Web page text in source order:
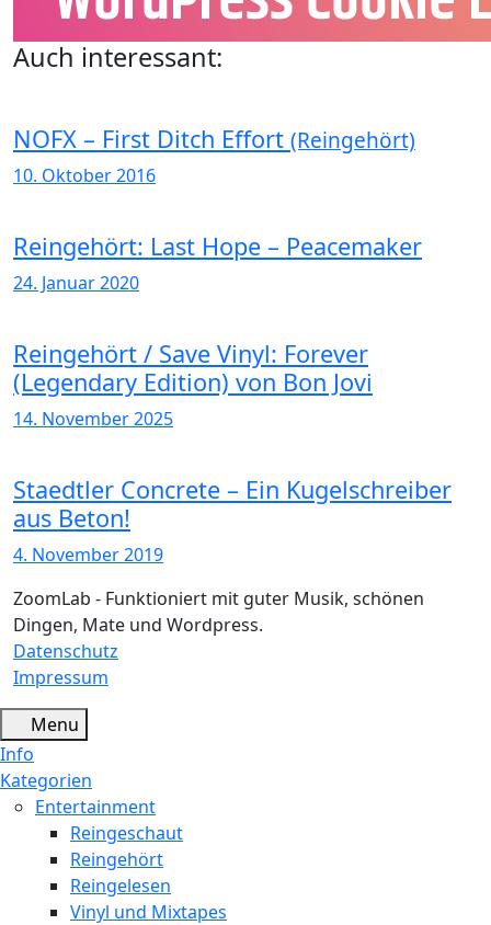
Auch interessant:
NOFX – First Ditch Effort (Reingehört)
10. Oktober 2016
Reingehört: Last Hope – Peacemaker
24. Januar 2020
Reingehört / Save Vinyl: Forever
(Legendary Edition) von Bon Jovi
14. November 2025
Staedtler Concrete – Ein Kugelschreiber
aus Beton!
4. November 2019
ZoomLab - Funktioniert mit guter Musik, schönen
Dingen, Mate und Wordpress.
Datenschutz
Impressum
Menu
Info
Kategorien
Entertainment
Reingeschaut
Reingehört
Reingelesen
Vinyl und Mixtapes